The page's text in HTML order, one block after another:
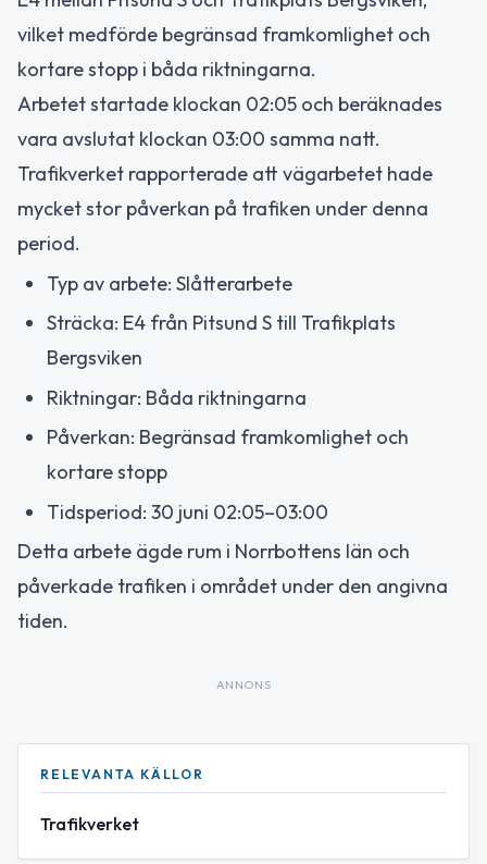
vilket medförde begränsad framkomlighet och
kortare stopp i båda riktningarna.
Arbetet startade klockan 02:05 och beräknades
vara avslutat klockan 03:00 samma natt.
Trafikverket rapporterade att vägarbetet hade
mycket stor påverkan på trafiken under denna
period.
Typ av arbete: Slåtterarbete
Sträcka: E4 från Pitsund S till Trafikplats
Bergsviken
Riktningar: Båda riktningarna
Påverkan: Begränsad framkomlighet och
kortare stopp
Tidsperiod: 30 juni 02:05–03:00
Detta arbete ägde rum i Norrbottens län och
påverkade trafiken i området under den angivna
tiden.
ANNONS
RELEVANTA KÄLLOR
Trafikverket